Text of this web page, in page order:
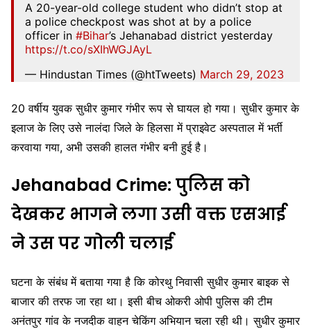
A 20-year-old college student who didn’t stop at
a police checkpost was shot at by a police
officer in #Bihar’s Jehanabad district yesterday
https://t.co/sXIhWGJAyL
— Hindustan Times (@htTweets) March 29, 2023
20 वर्षीय युवक सुधीर कुमार गंभीर रूप से घायल हो गया। सुधीर कुमार के
इलाज के लिए उसे नालंदा जिले के हिलसा में प्राइवेट अस्पताल में भर्ती
करवाया गया, अभी उसकी हालत गंभीर बनी हुई है।
Jehanabad Crime: पुलिस को
देखकर भागने लगा उसी वक्त एसआई
ने उस पर गोली चलाई
घटना के संबंध में बताया गया है कि कोरथु निवासी सुधीर कुमार बाइक से
बाजार की तरफ जा रहा था। इसी बीच ओकरी ओपी पुलिस की टीम
अनंतपुर गांव के नजदीक वाहन चेकिंग अभियान चला रही थी। सुधीर कुमार